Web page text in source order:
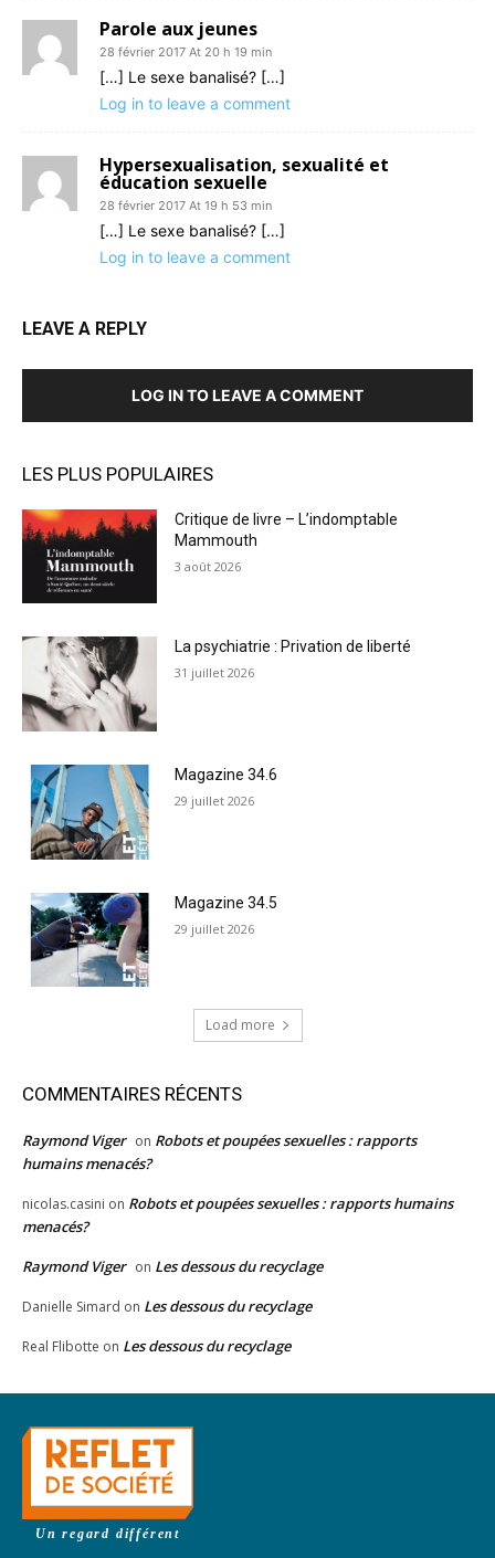
Parole aux jeunes
28 février 2017 At 20 h 19 min
[…] Le sexe banalisé? […]
Log in to leave a comment
Hypersexualisation, sexualité et
éducation sexuelle
28 février 2017 At 19 h 53 min
[…] Le sexe banalisé? […]
Log in to leave a comment
LEAVE A REPLY
LOG IN TO LEAVE A COMMENT
LES PLUS POPULAIRES
Critique de livre – L’indomptable
Mammouth
3 août 2026
La psychiatrie : Privation de liberté
31 juillet 2026
Magazine 34.6
29 juillet 2026
Magazine 34.5
29 juillet 2026
Load more
COMMENTAIRES RÉCENTS
Raymond Viger on Robots et poupées sexuelles : rapports
humains menacés?
nicolas.casini on Robots et poupées sexuelles : rapports humains
menacés?
Raymond Viger on Les dessous du recyclage
Danielle Simard on Les dessous du recyclage
Real Flibotte on Les dessous du recyclage
Un regard différent